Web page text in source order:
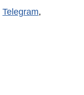
Telegram,